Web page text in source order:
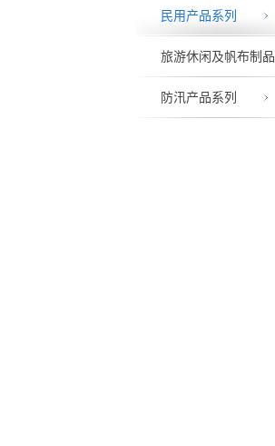
民用产品系列
旅游休闲及帆布制品
防汛产品系列